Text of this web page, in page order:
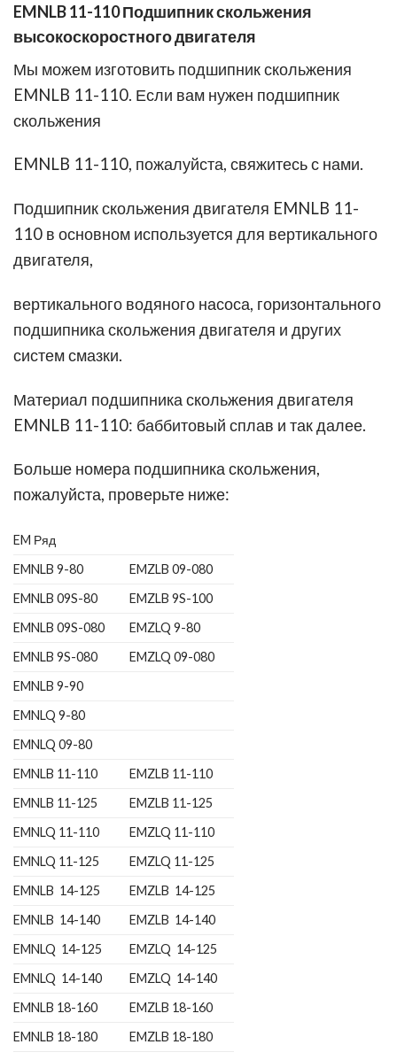
EMNLB 11-110 Подшипник скольжения
высокоскоростного двигателя
Мы можем изготовить подшипник скольжения
EMNLB 11-110. Если вам нужен подшипник
скольжения
EMNLB 11-110, пожалуйста, свяжитесь с нами.
Подшипник скольжения двигателя EMNLB 11-
110 в основном используется для вертикального
двигателя,
вертикального водяного насоса, горизонтального
подшипника скольжения двигателя и других
систем смазки.
Материал подшипника скольжения двигателя
EMNLB 11-110: баббитовый сплав и так далее.
Больше номера подшипника скольжения,
пожалуйста, проверьте ниже:
EM Ряд
EMNLB 9-80
EMZLB 09-080
EMNLB 09S-80
EMZLB 9S-100
EMNLB 09S-080
EMZLQ 9-80
EMNLB 9S-080
EMZLQ 09-080
EMNLB 9-90
EMNLQ 9-80
EMNLQ 09-80
EMNLB 11-110
EMZLB 11-110
EMNLB 11-125
EMZLB 11-125
EMNLQ 11-110
EMZLQ 11-110
EMNLQ 11-125
EMZLQ 11-125
EMNLB 14-125
EMZLB 14-125
EMNLB 14-140
EMZLB 14-140
EMNLQ 14-125
EMZLQ 14-125
EMNLQ 14-140
EMZLQ 14-140
EMNLB 18-160
EMZLB 18-160
EMNLB 18-180
EMZLB 18-180